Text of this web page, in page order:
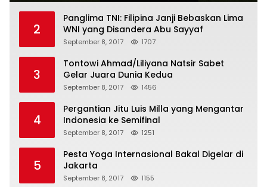
2
Panglima TNI: Filipina Janji Bebaskan Lima
WNI yang Disandera Abu Sayyaf
September 8, 2017 1707
3
Tontowi Ahmad/Liliyana Natsir Sabet
Gelar Juara Dunia Kedua
September 8, 2017 1456
4
Pergantian Jitu Luis Milla yang Mengantar
Indonesia ke Semifinal
September 8, 2017 1251
5
Pesta Yoga Internasional Bakal Digelar di
Jakarta
September 8, 2017 1155